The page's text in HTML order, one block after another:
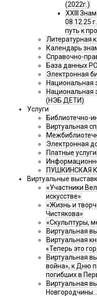
(2022г.)
XXIII
08.12.25
путь к
Литературная
Календарь
Справочно-
База данных
Электронная
Национальная
Национальная
(НЭБ.ДЕТИ)
Услуги
Библиотечно-
Виртуальная
Электронная
Платные услуги
ПУШКИНСКАЯ
Виртуальные
«Участники
искусстве»
«Жизнь и
Чистякова»
«Скульптуры,
Виртуальная
Виртуальная
«Теперь это
Виртуальная
война», к Дню
погибших в
Виртуальная